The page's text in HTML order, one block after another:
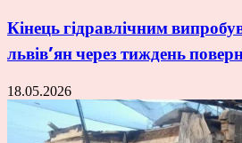
Кінець гідравлічним
львів’ян через тиждень
18.05.2026